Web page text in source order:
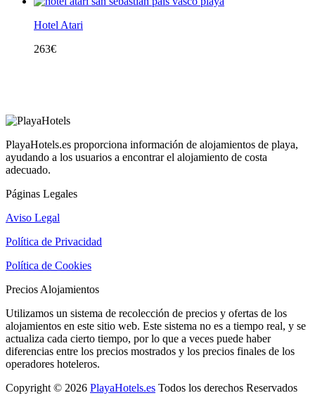
Hotel Atari
263€
PlayaHotels.es proporciona información de alojamientos de playa,
ayudando a los usuarios a encontrar el alojamiento de costa
adecuado.
Páginas Legales
Aviso Legal
Política de Privacidad
Política de Cookies
Precios Alojamientos
Utilizamos un sistema de recolección de precios y ofertas de los
alojamientos en este sitio web. Este sistema no es a tiempo real, y se
actualiza cada cierto tiempo, por lo que a veces puede haber
diferencias entre los precios mostrados y los precios finales de los
operadores hoteleros.
Copyright © 2026 PlayaHotels.es Todos los derechos Reservados